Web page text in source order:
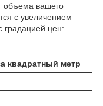
объема вашего
с увеличением
градацией цен:
квадратный метр